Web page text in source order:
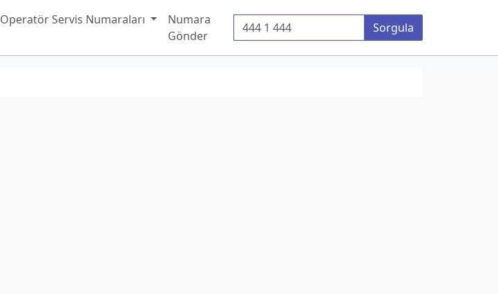
Operatör Servis Numaraları
Numara
Gönder
Telefon Numarası Sorgula